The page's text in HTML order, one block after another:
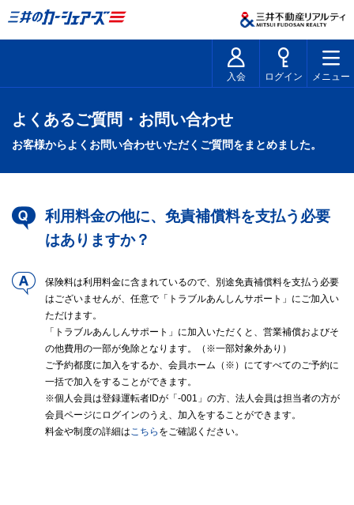
入会 ログイン メニュー
よくあるご質問・お問い合わせ
お客様からよくお問い合わせいただくご質問をまとめました。
利用料金の他に、免責補償料を支払う必要
はありますか？
保険料は利用料金に含まれているので、別途免責補償料を支払う必要
はございませんが、任意で「トラブルあんしんサポート」にご加入い
ただけます。
「トラブルあんしんサポート」に加入いただくと、営業補償およびそ
の他費用の一部が免除となります。（※一部対象外あり）
ご予約都度に加入をするか、会員ホーム（※）にてすべてのご予約に
一括で加入をすることができます。
※個人会員は登録運転者IDが「-001」の方、法人会員は担当者の方が
会員ページにログインのうえ、加入をすることができます。
料金や制度の詳細はこちら をご確認ください。